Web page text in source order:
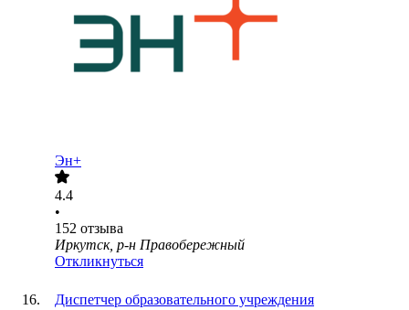
Эн+
4.4
•
152 отзыва
Иркутск, р-н Правобережный
Откликнуться
Диспетчер образовательного учреждения